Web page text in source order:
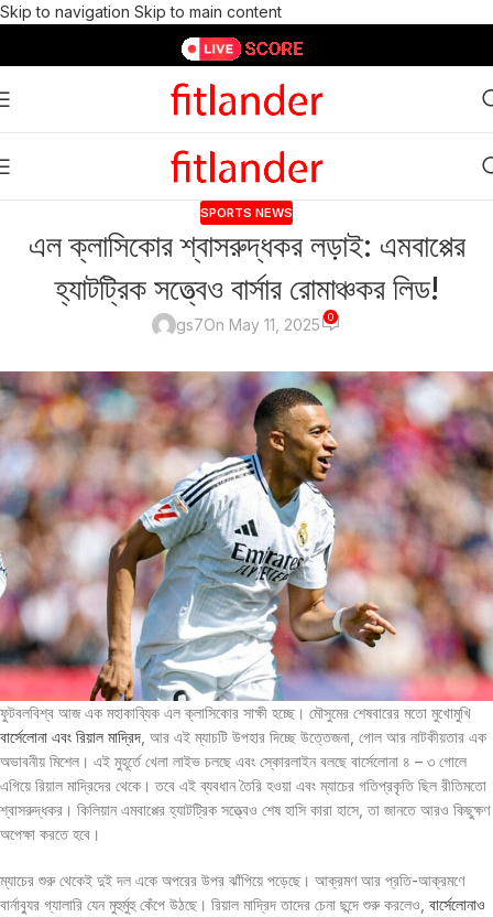
Skip to navigation Skip to main content
SPORTS NEWS
এল ক্লাসিকোর শ্বাসরুদ্ধকর লড়াই: এমবাপ্পের
হ্যাটট্রিক সত্ত্বেও বার্সার রোমাঞ্চকর লিড!
gs7On May 11, 2025 0
ফুটবলবিশ্ব আজ এক মহাকাব্যিক এল ক্লাসিকোর সাক্ষী হচ্ছে। মৌসুমের শেষবারের মতো মুখোমুখি
বার্সেলোনা এবং রিয়াল মাদ্রিদ , আর এই ম্যাচটি উপহার দিচ্ছে উত্তেজনা, গোল আর নাটকীয়তার এক
অভাবনীয় মিশেল। এই মুহূর্তে খেলা লাইভ চলছে এবং স্কোরলাইন বলছে বার্সেলোনা ৪ – ৩ গোলে
এগিয়ে রিয়াল মাদ্রিদের থেকে। তবে এই ব্যবধান তৈরি হওয়া এবং ম্যাচের গতিপ্রকৃতি ছিল রীতিমতো
শ্বাসরুদ্ধকর। কিলিয়ান এমবাপ্পের হ্যাটট্রিক সত্ত্বেও শেষ হাসি কারা হাসে, তা জানতে আরও কিছুক্ষণ
অপেক্ষা করতে হবে।
ম্যাচের শুরু থেকেই দুই দল একে অপরের উপর ঝাঁপিয়ে পড়েছে। আক্রমণ আর প্রতি-আক্রমণে
বার্নাব্যুর গ্যালারি যেন মুহুর্মুহু কেঁপে উঠছে। রিয়াল মাদ্রিদ তাদের চেনা ছন্দে শুরু করলেও, বার্সেলোনাও